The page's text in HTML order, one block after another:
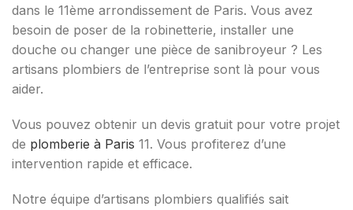
dans le 11ème arrondissement de Paris. Vous avez
besoin de poser de la robinetterie, installer une
douche ou changer une pièce de sanibroyeur ? Les
artisans plombiers de l’entreprise sont là pour vous
aider.
Vous pouvez obtenir un devis gratuit pour votre projet
de plomberie à Paris 11. Vous profiterez d’une
intervention rapide et efficace.
Notre équipe d’artisans plombiers qualifiés sait